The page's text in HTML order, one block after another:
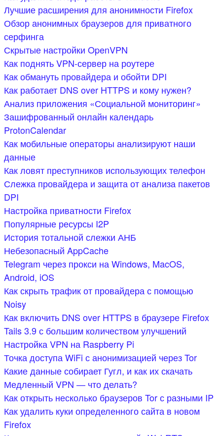
Лучшие расширения для анонимности Firefox
Обзор анонимных браузеров для приватного
серфинга
Скрытые настройки OpenVPN
Как поднять VPN-сервер на роутере
Как обмануть провайдера и обойти DPI
Как работает DNS over HTTPS и кому нужен?
Анализ приложения «Социальной мониторинг»
Зашифрованный онлайн календарь
ProtonCalendar
Как мобильные операторы анализируют наши
данные
Как ловят преступников использующих телефон
Слежка провайдера и защита от анализа пакетов
DPI
Настройка приватности Firefox
Популярные ресурсы I2P
История тотальной слежки АНБ
Небезопасный AppCache
Telegram через прокси на Windows, MacOS,
Android, iOS
Как скрыть трафик от провайдера с помощью
Noisy
Как включить DNS over HTTPS в браузере Firefox
Tails 3.9 с большим количеством улучшений
Настройка VPN на Raspberry Pi
Точка доступа WiFi с анонимизацией через Tor
Какие данные собирает Гугл, и как их скачать
Медленный VPN — что делать?
Как открыть несколько браузеров Tor с разными IP
Как удалить куки определенного сайта в новом
Firefox